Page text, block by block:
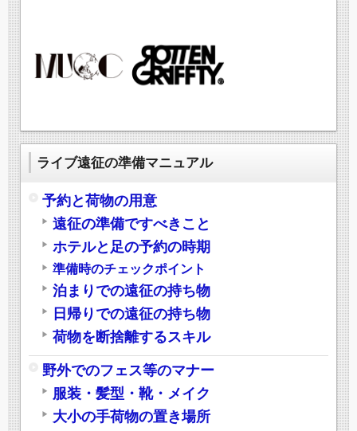
ライブ遠征の準備マニュアル
予約と荷物の用意
遠征の準備ですべきこと
ホテルと足の予約の時期
準備時のチェックポイント
泊まりでの遠征の持ち物
日帰りでの遠征の持ち物
荷物を断捨離するスキル
野外でのフェス等のマナー
服装・髪型・靴・メイク
大小の手荷物の置き場所